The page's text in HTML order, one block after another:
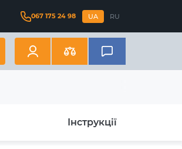
067 175 24 98 UA RU
Інструкції